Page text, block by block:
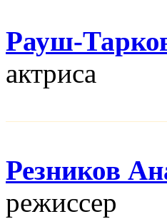
Рауш-
актриса
Резников
режисcер